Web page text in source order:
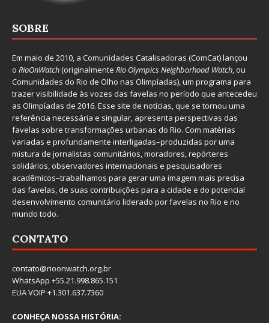
SOBRE
Em maio de 2010, a Comunidades Catalisadoras (ComCat) lançou
o RioOnWatch(originalmente Rio Olympics Neighborhood Watch, ou
Comunidades do Rio de Olho nas Olimpíadas), um programa para
trazer visibilidade às vozes das favelas no período que antecedeu
as Olimpíadas de 2016. Esse site de notícias, que se tornou uma
referência necessária e singular, apresenta perspectivas das
favelas sobre transformações urbanas do Rio. Com matérias
variadas e profundamente interligadas–produzidas por uma
mistura de jornalistas comunitários, moradores, repórteres
solidários, observadores internacionais e pesquisadores
acadêmicos–trabalhamos para gerar uma imagem mais precisa
das favelas, de suas contribuições para a cidade e do potencial
desenvolvimento comunitário liderado por favelas no Rio e no
mundo todo.
CONTATO
contato@rioonwatch.org.br
WhatsApp +55.21.998.865.151
EUA VOIP +1.301.637.7360
CONHEÇA NOSSA HISTÓRIA: